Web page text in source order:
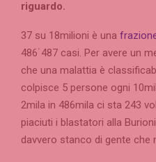
riguardo.
37 su 18milioni è una
486˙487 casi. Per avere un
che una malattia è
colpisce 5 persone ogni
2mila in 486mila ci sta 243
piaciuti i blastatori alla
davvero stanco di gente che